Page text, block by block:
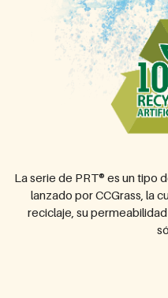
La serie de PRT® es un tipo
lanzado por CCGrass, la
reciclaje, su